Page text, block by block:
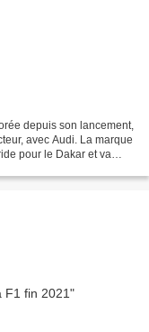
depuis son lancement,
avec Audi. La marque
pour le Dakar et va